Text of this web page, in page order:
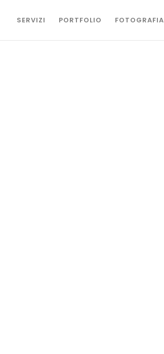
SERVIZI PORTFOLIO FOTOGRAFIA